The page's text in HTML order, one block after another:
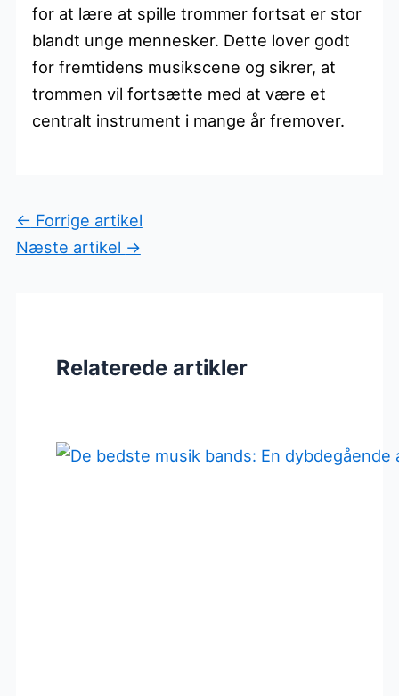
for at lære at spille trommer fortsat er stor
blandt unge mennesker. Dette lover godt
for fremtidens musikscene og sikrer, at
trommen vil fortsætte med at være et
centralt instrument i mange år fremover.
← Forrige artikel
Næste artikel →
Relaterede artikler